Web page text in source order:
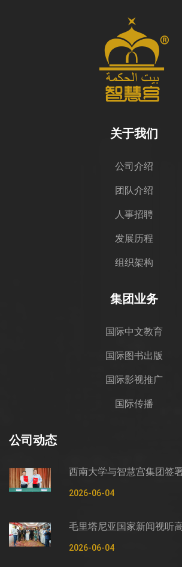
关于我们
公司介绍
团队介绍
人事招聘
发展历程
组织架构
集团业务
国际中文教育
国际图书出版
国际影视推广
国际传播
公司动态
2026-06-04
2026-06-04